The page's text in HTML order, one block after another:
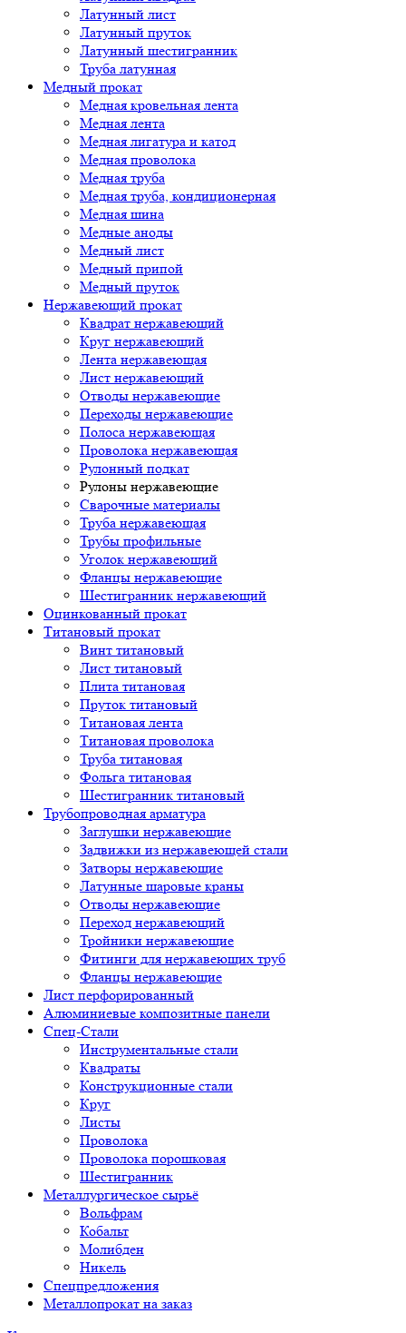
Латунный лист
Латунный пруток
Латунный шестигранник
Труба латунная
Медный прокат
Медная кровельная лента
Медная лента
Медная лигатура и катод
Медная проволока
Медная труба
Медная труба, кондиционерная
Медная шина
Медные аноды
Медный лист
Медный припой
Медный пруток
Нержавеющий прокат
Квадрат нержавеющий
Круг нержавеющий
Лента нержавеющая
Лист нержавеющий
Отводы нержавеющие
Переходы нержавеющие
Полоса нержавеющая
Проволока нержавеющая
Рулонный подкат
Рулоны нержавеющие
Сварочные материалы
Труба нержавеющая
Трубы профильные
Уголок нержавеющий
Фланцы нержавеющие
Шестигранник нержавеющий
Оцинкованный прокат
Титановый прокат
Винт титановый
Лист титановый
Плита титановая
Пруток титановый
Титановая лента
Титановая проволока
Труба титановая
Фольга титановая
Шестигранник титановый
Трубопроводная арматура
Заглушки нержавеющие
Задвижки из нержавеющей стали
Затворы нержавеющие
Латунные шаровые краны
Отводы нержавеющие
Переход нержавеющий
Тройники нержавеющие
Фитинги для нержавеющих труб
Фланцы нержавеющие
Лист перфорированный
Алюминиевые композитные панели
Спец-Стали
Инструментальные стали
Квадраты
Конструкционные стали
Круг
Листы
Проволока
Проволока порошковая
Шестигранник
Металлургическое сырьё
Вольфрам
Кобальт
Молибден
Никель
Спецпредложения
Металлопрокат на заказ